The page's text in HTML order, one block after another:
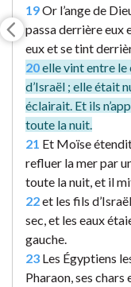
19Or l’ange de
passa derrière eux
eux et se tint
20elle vint entre le
d’Israël ; elle était
éclairait. Et ils
toute la nuit.
21 Et Moïse
refluer la mer par
toute la nuit, et il
22et les fils
sec, et les eaux
gauche.
23 Les Égyptiens
Pharaon, ses